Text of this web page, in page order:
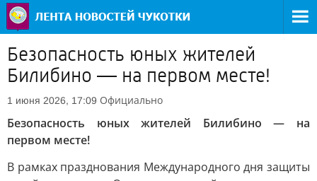
Безопасность юных жителей
Билибино — на первом месте!
1 июня 2026, 17:09 Официально
Безопасность юных жителей Билибино — на
первом месте!
В рамках празднования Международного дня защиты